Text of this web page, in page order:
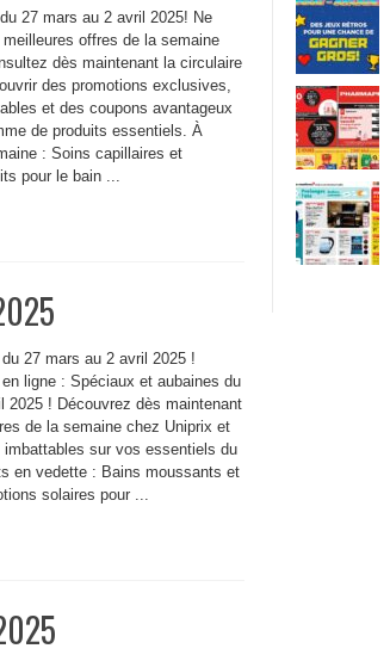
27 mars au 2 avril 2025! Ne
offres de la semaine
dès maintenant la circulaire
des promotions exclusives,
et des coupons avantageux
de produits essentiels. À
: Soins capillaires et
pour le bain ...
27 mars au 2 avril 2025 !
ligne : Spéciaux et aubaines du
2025 ! Découvrez dès maintenant
de la semaine chez Uniprix et
imbattables sur vos essentiels du
en vedette : Bains moussants et
solaires pour ...